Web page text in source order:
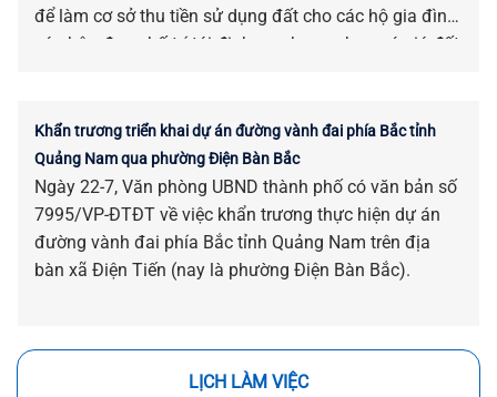
để làm cơ sở thu tiền sử dụng đất cho các hộ gia đình,
cá nhân được bố trí tái định cư nhưng chưa có giá đất
Khẩn trương triển khai dự án đường vành đai phía Bắc tỉnh
Quảng Nam qua phường Điện Bàn Bắc
Ngày 22-7, Văn phòng UBND thành phố có văn bản số
7995/VP-ĐTĐT về việc khẩn trương thực hiện dự án
đường vành đai phía Bắc tỉnh Quảng Nam trên địa
bàn xã Điện Tiến (nay là phường Điện Bàn Bắc).
LỊCH LÀM VIỆC